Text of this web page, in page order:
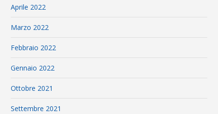
Aprile 2022
Marzo 2022
Febbraio 2022
Gennaio 2022
Ottobre 2021
Settembre 2021